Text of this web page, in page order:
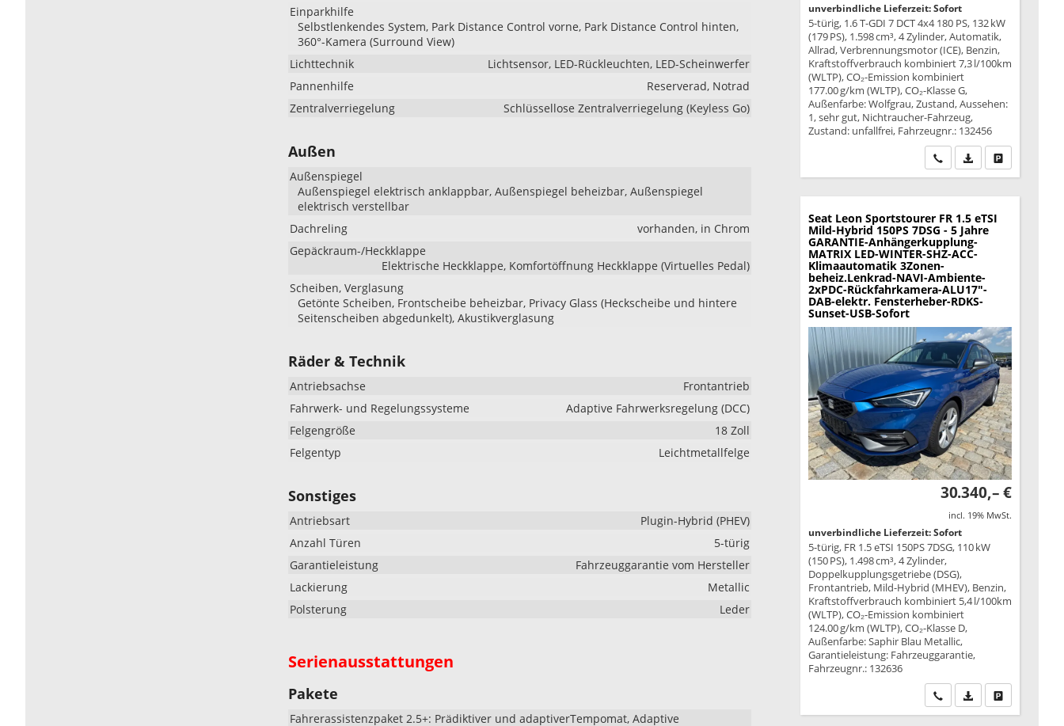
Einparkhilfe
Selbstlenkendes System, Park Distance Control vorne, Park Distance Control hinten,
360°-Kamera (Surround View)
Lichttechnik
Lichtsensor, LED-Rückleuchten, LED-Scheinwerfer
Pannenhilfe
Reserverad, Notrad
Zentralverriegelung
Schlüssellose Zentralverriegelung (Keyless Go)
Außen
Außenspiegel
Außenspiegel elektrisch anklappbar, Außenspiegel beheizbar, Außenspiegel
elektrisch verstellbar
Dachreling
vorhanden, in Chrom
Gepäckraum-/Heckklappe
Elektrische Heckklappe, Komfortöffnung Heckklappe (Virtuelles Pedal)
Scheiben, Verglasung
Getönte Scheiben, Frontscheibe beheizbar, Privacy Glass (Heckscheibe und hintere
Seitenscheiben abgedunkelt), Akustikverglasung
Räder & Technik
Antriebsachse
Frontantrieb
Fahrwerk- und Regelungssysteme
Adaptive Fahrwerksregelung (DCC)
Felgengröße
18 Zoll
Felgentyp
Leichtmetallfelge
Sonstiges
Antriebsart
Plugin-Hybrid (PHEV)
Anzahl Türen
5-türig
Garantieleistung
Fahrzeuggarantie vom Hersteller
Lackierung
Metallic
Polsterung
Leder
Serienausstattungen
Pakete
Fahrerassistenzpaket 2.5+: Prädiktiver und adaptiverTempomat, Adaptive
unverbindliche Lieferzeit: Sofort
5-türig, 1.6 T-GDI 7 DCT 4x4 180 PS, 132 kW
(179 PS), 1.598 cm³, 4 Zylinder, Automatik,
Allrad, Verbrennungsmotor (ICE), Benzin,
Kraftstoffverbrauch kombiniert 7,3 l/100km
(WLTP), CO₂-Emission kombiniert
177.00 g/km (WLTP), CO₂-Klasse G,
Außenfarbe: Wolfgrau, Zustand, Aussehen:
1, sehr gut, Nichtraucher-Fahrzeug,
Zustand: unfallfrei, Fahrzeugnr.: 132456
Wir rufen Sie an
PDF-Datei,Drucken,
Seat Leon Sportstourer FR 1.5 eTSI
Mild-Hybrid 150PS 7DSG - 5 Jahre
GARANTIE-Anhängerkupplung-
MATRIX LED-WINTER-SHZ-ACC-
Klimaautomatik 3Zonen-
beheiz.Lenkrad-NAVI-Ambiente-
2xPDC-Rückfahrkamera-ALU17"-
DAB-elektr. Fensterheber-RDKS-
Sunset-USB-Sofort
30.340,– €
incl. 19% MwSt.
unverbindliche Lieferzeit: Sofort
5-türig, FR 1.5 eTSI 150PS 7DSG, 110 kW
(150 PS), 1.498 cm³, 4 Zylinder,
Doppelkupplungsgetriebe (DSG),
Frontantrieb, Mild-Hybrid (MHEV), Benzin,
Kraftstoffverbrauch kombiniert 5,4 l/100km
(WLTP), CO₂-Emission kombiniert
124.00 g/km (WLTP), CO₂-Klasse D,
Außenfarbe: Saphir Blau Metallic,
Garantieleistung: Fahrzeuggarantie,
Fahrzeugnr.: 132636
Wir rufen Sie an
PDF-Datei,Drucken,